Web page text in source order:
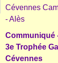
Communiqué
3e Trophée
Cévennes